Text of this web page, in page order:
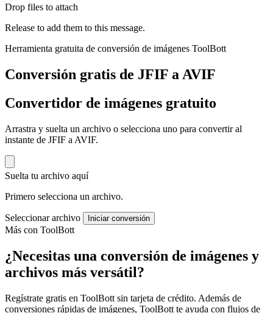
Drop files to attach
Release to add them to this message.
Herramienta gratuita de conversión de imágenes ToolBott
Conversión gratis de JFIF a AVIF
Convertidor de imágenes gratuito
Arrastra y suelta un archivo o selecciona uno para convertir al
instante de JFIF a AVIF.
Suelta tu archivo aquí
Primero selecciona un archivo.
Seleccionar archivo Iniciar conversión
Más con ToolBott
¿Necesitas una conversión de imágenes y
archivos más versátil?
Regístrate gratis en ToolBott sin tarjeta de crédito. Además de
conversiones rápidas de imágenes, ToolBott te ayuda con flujos de